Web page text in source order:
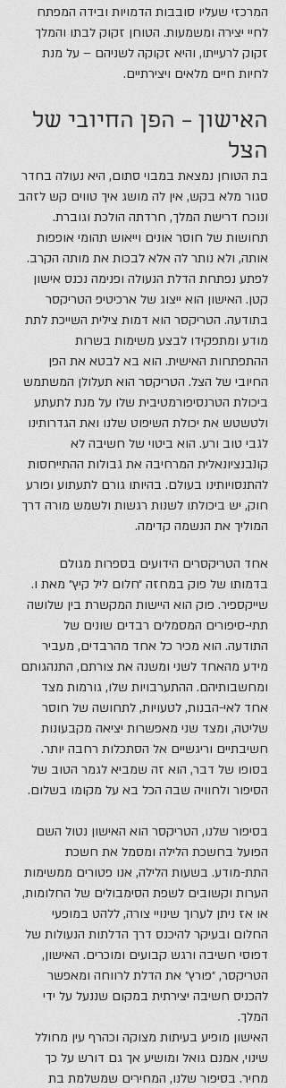
המרכזי שעליו סובבות הדמויות ובידה המפתח
לחיי יצירה ומשמעות. הטוחן זקוק לבתו והמלך
זקוק לרעייתו, והיא זקוקה לשניהם – על מנת
לחיות חיים מלאים ויצירתיים.
האישון – הפן החיובי של
הצל
בת הטוחן נמצאת במבוי סתום, היא נעולה בחדר
סגור מלא בקש, אין לה מושג איך טווים קש לזהב
ונוכח דרישת המלך, חרדתה הולכת וגוברת.
תחושות של חוסר אונים וייאוש תהומי אופפות
אותה, ולא נותר לה אלא לבכות את מותה הקרב.
לפתע נפתחת הדלת הנעולה ופנימה נכנס אישון
קטן. האישון הוא ייצוג של ארכיטיפ הטריקסר
בתודעה. הטריקסר הוא דמות צילית השייכת לתת
מודע ומתפקידו לבצע משימות בשרות
ההתפתחות האישית. הוא בא לבטא את הפן
החיובי של הצל. הטריקסר הוא תעלולן המשתמש
ביכולת הטרנסיפורמטיבית שלו על מנת לתעתע
ולטשטש את יכולת השיפוט שלנו ואת הגדרותינו
לגבי טוב ורע. הוא ביטוי של חשיבה לא
קונבנציונאלית המרחיבה את גבולות ההתייחסות
להתנסויותינו בעולם. בהיותו גורם לתעתוע ופורע
חוק, יש ביכולתו לשנות רגשות ולשמש מורה דרך
המוליך את הנשמה קדימה.
אחד הטריקסרים הידועים בספרות מגולם
בדמותו של פוק במחזה ״חלום ליל קיץ״ מאת ו.
שייקספיר. פוק הוא היישות המקשרת בין שלושה
תתי-סיפורים המסמלים רבדים שונים של
התודעה. הוא מכיר כל אחד מהרבדים, מעביר
מידע מהאחד לשני ומשנה את צורתם, התנהגותם
ומחשבותיהם. ההתערבויות שלו, גורמות מצד
אחד לאי-הבנות, לטעויות, לתחושה של חוסר
שליטה, ומצד שני מאפשרות יציאה מקבעונות
חשיבתיים וריגשיים אל הסתכלות רחבה יותר.
בסופו של דבר, הוא זה שמביא לגמר הטוב של
הסיפור ולחוויה שבה הכל בא על מקומו בשלום.
בסיפור שלנו, הטריקסר הוא האישון נטול השם
הפועל בחשכת הלילה ומסמל את חשכת
התת-מודע. בשעות הלילה, אנו פטורים ממשימות
הערות וקשובים לשפת הסימבולים של החלומות,
או אז ניתן לערוך שינויי צורה, ללהט במופעי
החלום ובעיקר להיכנס דרך הדלתות הנעולות של
דפוסי חשיבה ורגש קבועים ומוכרים. האישון,
הטריקסר, ״פורץ״ את הדלת לרווחה ומאפשר
להכניס חשיבה יצירתית במקום שננעל על ידי
המלך.
האישון מופיע בעיתות מצוקה וכהרף עין מחולל
שינוי, אמנם גואל ומושיע אך גם דורש על כך
מחיר. בסיפור שלנו, המחירים שמשלמת בת